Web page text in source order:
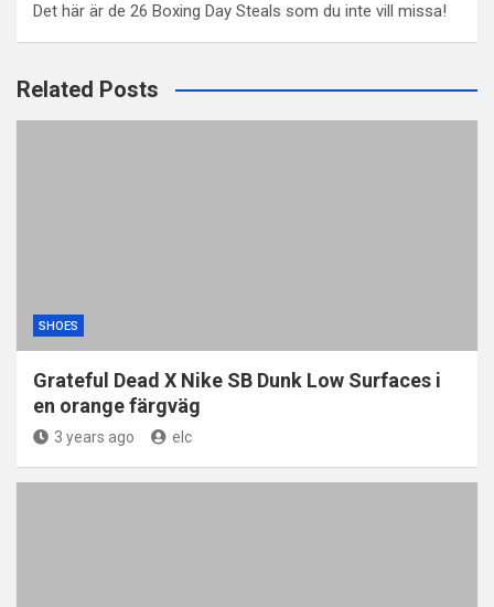
Det här är de 26 Boxing Day Steals som du inte vill missa!
Related Posts
SHOES
Grateful Dead X Nike SB Dunk Low Surfaces i
en orange färgväg
3 years ago elc